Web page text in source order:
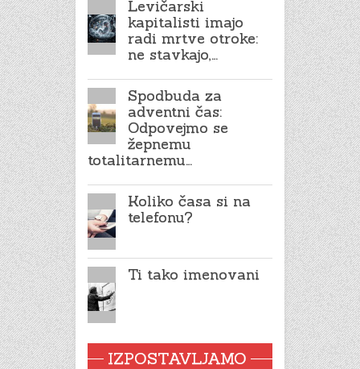
Levičarski
kapitalisti imajo
radi mrtve otroke:
ne stavkajo,…
Spodbuda za
adventni čas:
Odpovejmo se
žepnemu
totalitarnemu…
Koliko časa si na
telefonu?
Ti tako imenovani
IZPOSTAVLJAMO